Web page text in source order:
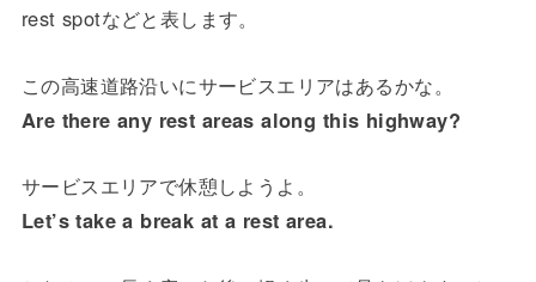
rest spotなどと表します。
この高速道路沿いにサービスエリアはあるかな。
Are there any rest areas along this highway?
サービスエリアで休憩しようよ。
Let’s take a break at a rest area.